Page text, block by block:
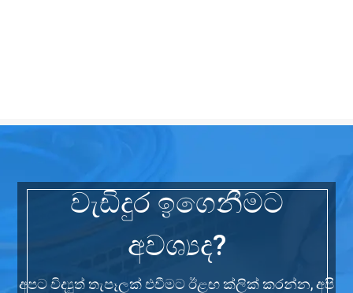
වැඩිදුර ඉගෙනීමට
අවශ්‍යද?
අපට විද්‍යුත් තැපෑලක් එවීමට ඊළඟ ක්ලික් කරන්න, අපි